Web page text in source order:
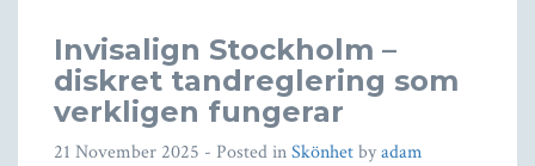
Invisalign Stockholm –
diskret tandreglering som
verkligen fungerar
21 November 2025 - Posted inSkönhetbyadam